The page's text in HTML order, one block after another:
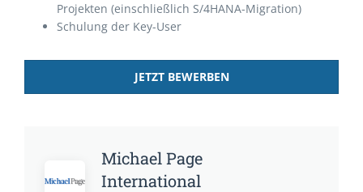
Projekten (einschließlich S/4HANA-Migration)
Schulung der Key-User
JETZT BEWERBEN
Michael Page
International